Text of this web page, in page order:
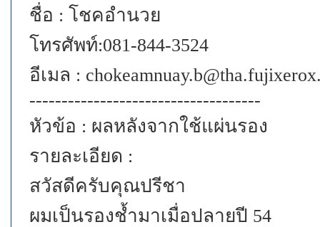
ชื่อ : โชคอำนวย
โทรศัพท์:081-844-3524
อีเมล :
------------------------------------
หัวข้อ : ผลหลังจากใช้แผ่นรอง
รายละเอียด :
สวัสดีครับคุณปรีชา
ผมเป็นรองช้ำมาเมื่อปลายปี 54